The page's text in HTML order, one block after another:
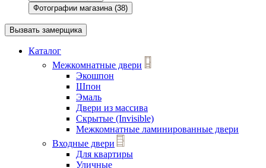
Фотографии магазина (38)
Вызвать замерщика
Каталог
Межкомнатные двери
Экошпон
Шпон
Эмаль
Двери из массива
Скрытые (Invisible)
Межкомнатные ламинированные двери
Входные двери
Для квартиры
Уличные